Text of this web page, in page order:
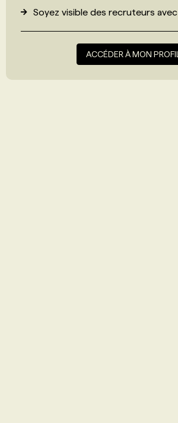
Soyez visible des recruteurs avec
ACCÉDER À MON PROFIL